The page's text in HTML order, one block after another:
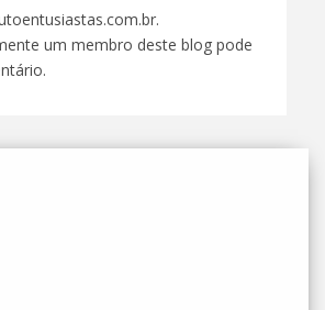
um membro deste blog pode